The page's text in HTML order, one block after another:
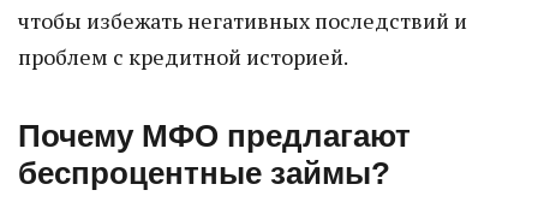
чтобы избежать негативных последствий и
проблем с кредитной историей.
Почему МФО предлагают
беспроцентные займы?